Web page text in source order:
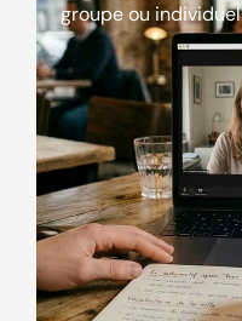
groupe ou individuel